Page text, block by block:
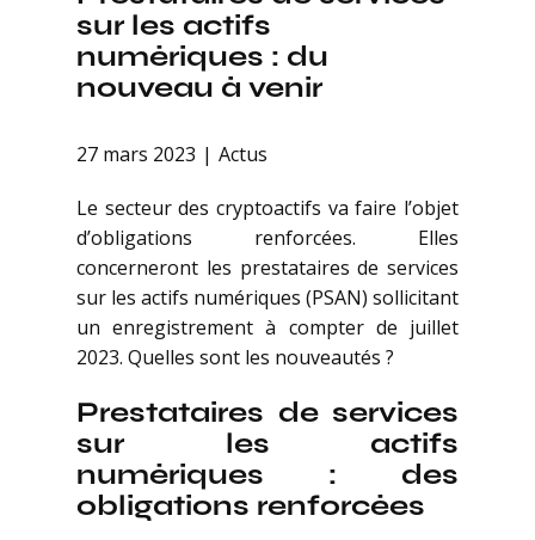
sur les actifs
numériques : du
nouveau à venir
27 mars 2023 Actus
Le secteur des cryptoactifs va faire l’objet
d’obligations renforcées. Elles
concerneront les prestataires de services
sur les actifs numériques (PSAN) sollicitant
un enregistrement à compter de juillet
2023. Quelles sont les nouveautés ?
Prestataires de services
sur les actifs
numériques : des
obligations renforcées